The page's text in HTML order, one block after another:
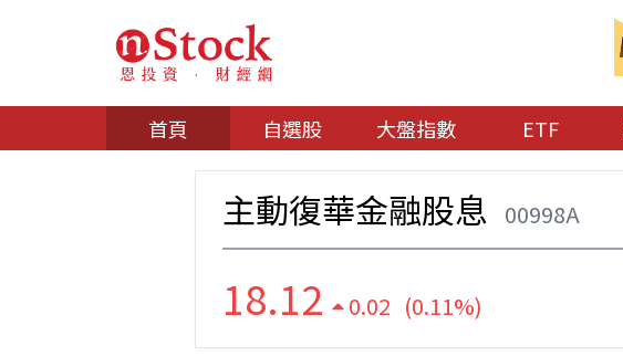
首頁 自選股 大盤指數 ETF
主動復華金融股息 00998A
18.12 0.02 (0.11%)